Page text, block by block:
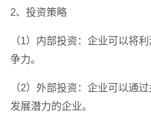
2、投资策略
（1）内部投资：企业可以将
争力。
（2）外部投资：企业可以通
发展潜力的企业。